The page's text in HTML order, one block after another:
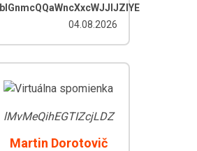
blGnmcQQaWncXxcWJJIJZlYE
04.08.2026
lMvMeQihEGTIZcjLDZ
Martin Dorotovič